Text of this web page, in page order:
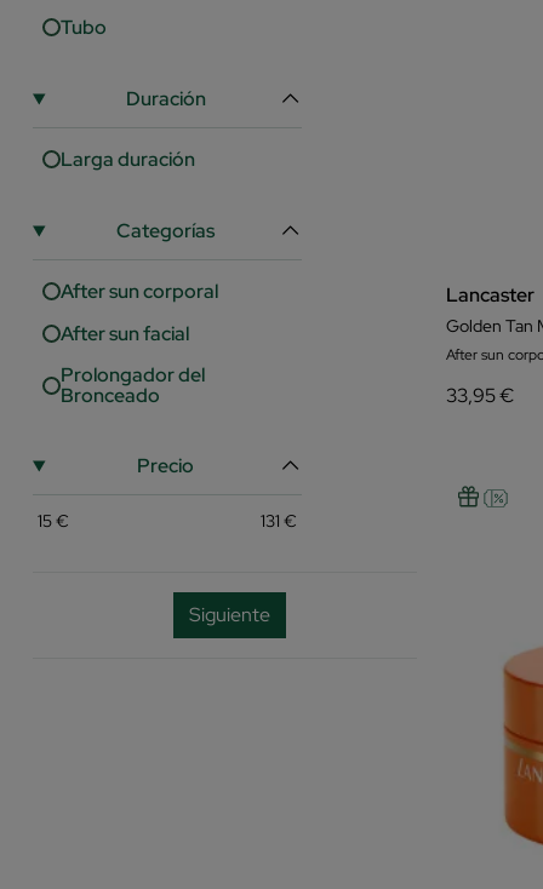
Tubo
Duración
Larga duración
Categorías
After sun corporal
After sun facial
Prolongador del
Bronceado
Precio
15€ 131 €
Siguiente
Lancaster
Golden Tan
After sun
33,95 €